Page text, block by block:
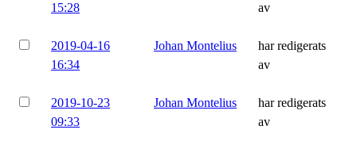
15:28
av
2019-04-16
16:34
Johan Montelius
har redigerats
av
2019-10-23
09:33
Johan Montelius
har redigerats
av